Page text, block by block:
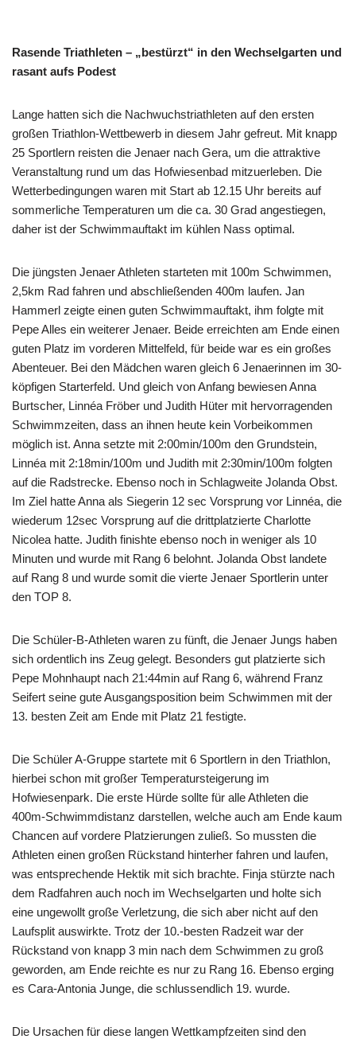
Rasende Triathleten – „bestürzt“ in den Wechselgarten und
rasant aufs Podest
Lange hatten sich die Nachwuchstriathleten auf den ersten
großen Triathlon-Wettbewerb in diesem Jahr gefreut. Mit knapp
25 Sportlern reisten die Jenaer nach Gera, um die attraktive
Veranstaltung rund um das Hofwiesenbad mitzuerleben. Die
Wetterbedingungen waren mit Start ab 12.15 Uhr bereits auf
sommerliche Temperaturen um die ca. 30 Grad angestiegen,
daher ist der Schwimmauftakt im kühlen Nass optimal.
Die jüngsten Jenaer Athleten starteten mit 100m Schwimmen,
2,5km Rad fahren und abschließenden 400m laufen. Jan
Hammerl zeigte einen guten Schwimmauftakt, ihm folgte mit
Pepe Alles ein weiterer Jenaer. Beide erreichten am Ende einen
guten Platz im vorderen Mittelfeld, für beide war es ein großes
Abenteuer. Bei den Mädchen waren gleich 6 Jenaerinnen im 30-
köpfigen Starterfeld. Und gleich von Anfang bewiesen Anna
Burtscher, Linnéa Fröber und Judith Hüter mit hervorragenden
Schwimmzeiten, dass an ihnen heute kein Vorbeikommen
möglich ist. Anna setzte mit 2:00min/100m den Grundstein,
Linnéa mit 2:18min/100m und Judith mit 2:30min/100m folgten
auf die Radstrecke. Ebenso noch in Schlagweite Jolanda Obst.
Im Ziel hatte Anna als Siegerin 12 sec Vorsprung vor Linnéa, die
wiederum 12sec Vorsprung auf die drittplatzierte Charlotte
Nicolea hatte. Judith finishte ebenso noch in weniger als 10
Minuten und wurde mit Rang 6 belohnt. Jolanda Obst landete
auf Rang 8 und wurde somit die vierte Jenaer Sportlerin unter
den TOP 8.
Die Schüler-B-Athleten waren zu fünft, die Jenaer Jungs haben
sich ordentlich ins Zeug gelegt. Besonders gut platzierte sich
Pepe Mohnhaupt nach 21:44min auf Rang 6, während Franz
Seifert seine gute Ausgangsposition beim Schwimmen mit der
13. besten Zeit am Ende mit Platz 21 festigte.
Die Schüler A-Gruppe startete mit 6 Sportlern in den Triathlon,
hierbei schon mit großer Temperatursteigerung im
Hofwiesenpark. Die erste Hürde sollte für alle Athleten die
400m-Schwimmdistanz darstellen, welche auch am Ende kaum
Chancen auf vordere Platzierungen zuließ. So mussten die
Athleten einen großen Rückstand hinterher fahren und laufen,
was entsprechende Hektik mit sich brachte. Finja stürzte nach
dem Radfahren auch noch im Wechselgarten und holte sich
eine ungewollt große Verletzung, die sich aber nicht auf den
Laufsplit auswirkte. Trotz der 10.-besten Radzeit war der
Rückstand von knapp 3 min nach dem Schwimmen zu groß
geworden, am Ende reichte es nur zu Rang 16. Ebenso erging
es Cara-Antonia Junge, die schlussendlich 19. wurde.
Die Ursachen für diese langen Wettkampfzeiten sind den